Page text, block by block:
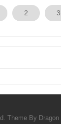
2 3
Theme By Dragon